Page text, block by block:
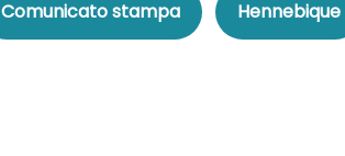
Comunicato stampa Hennebique